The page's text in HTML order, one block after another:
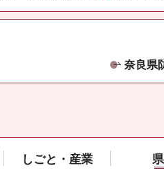
奈良県
しごと・産業